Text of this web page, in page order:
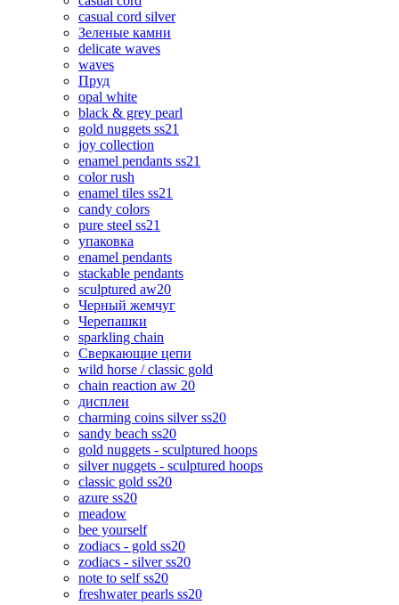
casual cord silver
Зеленые камни
delicate waves
waves
Пруд
opal white
black & grey pearl
gold nuggets ss21
joy collection
enamel pendants ss21
color rush
enamel tiles ss21
candy colors
pure steel ss21
упаковка
enamel pendants
stackable pendants
sculptured aw20
Черный жемчуг
Черепашки
sparkling chain
Сверкающие цепи
wild horse / classic gold
chain reaction aw 20
дисплеи
charming coins silver ss20
sandy beach ss20
gold nuggets - sculptured hoops
silver nuggets - sculptured hoops
classic gold ss20
azure ss20
meadow
bee yourself
zodiacs - gold ss20
zodiacs - silver ss20
note to self ss20
freshwater pearls ss20